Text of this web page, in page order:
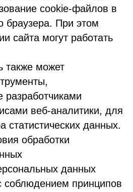
cookie-файлов в
браузера. При этом
сайта могут работать
также может
веб-аналитики, для
статистических данных.
обработки
данных
соблюдением принципов